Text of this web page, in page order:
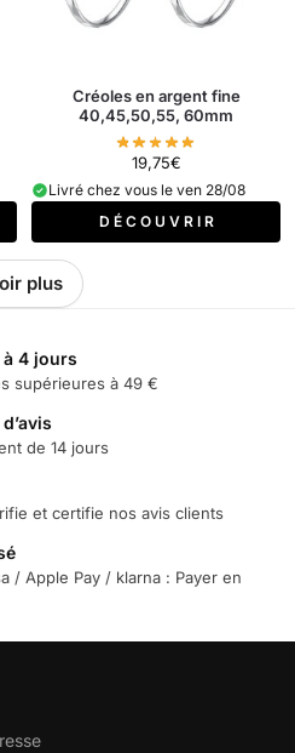
Créoles en argent fine
40,45,50,55, 60mm
19,75€
Livré chez vous le ven 28/08
D É C O U V R I R
plus
4 jours
supérieures à 49 €
de 14 jours
et certifie nos avis clients
/ Apple Pay / klarna : Payer en